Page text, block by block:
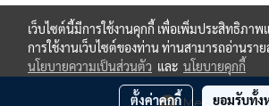
เว็บไซต์นี้มีการใช้งานคุกกี้ เพื่อเพิ่มประสิทธิภา
การใช้งานเว็บไซต์ของท่าน ท่านสามารถอ่านรา
นโยบายความเป็นส่วนตัว และ นโยบายคุกกี้
ตั้งค่าคุกกี้ ยอมรับทั้ง